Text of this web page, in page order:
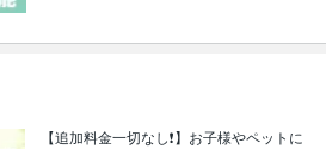
【追加料金一切なし❗️】お子様やペットに